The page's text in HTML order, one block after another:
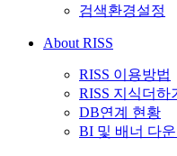
검색환경설정
About RISS
RISS 이용방법
RISS 지식더하
DB연계 현황
BI 및 배너 다